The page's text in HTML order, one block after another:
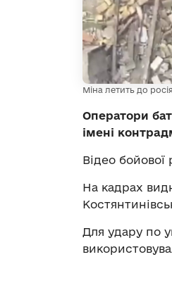
Міна летить до
Оператори
імені
Відео бойової
На кадрах
Для удару по